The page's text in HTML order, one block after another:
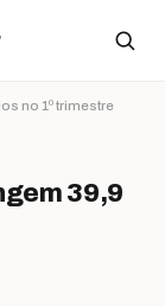
no 1º trimestre
39,9